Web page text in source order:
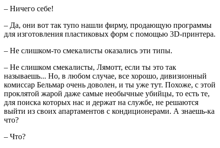
– Ничего себе!
– Да, они вот так тупо нашли фирму, продающую программы
для изготовления пластиковых форм с помощью 3D-принтера.
– Не слишком-то смекалисты оказались эти типы.
– Не слишком смекалисты, Лямотт, если ты это так
называешь... Но, в любом случае, все хорошо, дивизионный
комиссар Бельмар очень доволен, и ты уже тут. Похоже, с этой
проклятой жарой даже самые необычные убийцы, то есть те,
для поиска которых нас и держат на службе, не решаются
выйти из своих апартаментов с кондиционерами. А знаешь-ка
что?
– Что?